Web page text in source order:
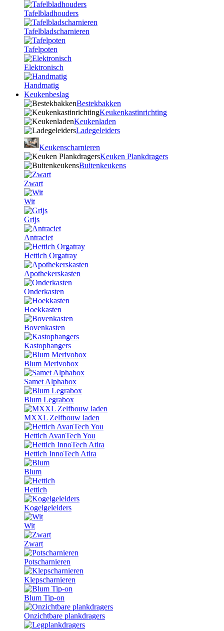
Tafelbladhouders
Tafelbladscharnieren
Tafelpoten
Elektronisch
Handmatig
Keukenbeslag
Bestekbakken
Keukenkastinrichting
Keukenladen
Ladegeleiders
Keukenscharnieren
Keuken Plankdragers
Buitenkeukens
Zwart
Wit
Grijs
Antraciet
Hettich Orgatray
Apothekerskasten
Onderkasten
Hoekkasten
Bovenkasten
Kastophangers
Blum Merivobox
Samet Alphabox
Blum Legrabox
MXXL Zelfbouw laden
Hettich AvanTech You
Hettich InnoTech Atira
Blum
Hettich
Kogelgeleiders
Wit
Zwart
Potscharnieren
Klepscharnieren
Blum Tip-on
Onzichtbare plankdragers